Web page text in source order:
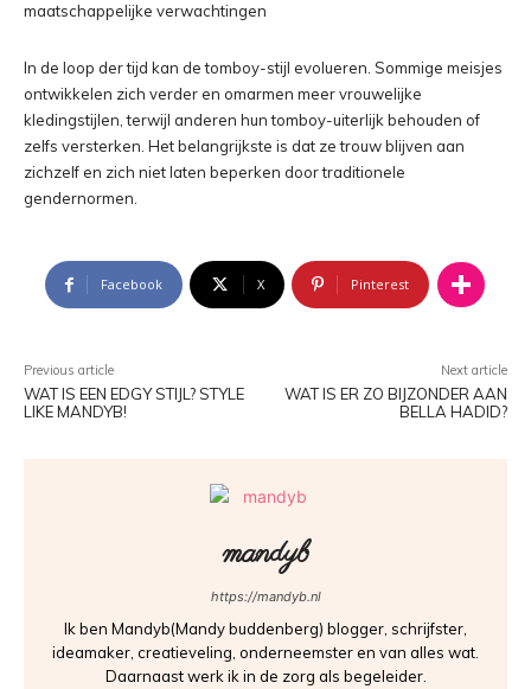
maatschappelijke verwachtingen
In de loop der tijd kan de tomboy-stijl evolueren. Sommige meisjes
ontwikkelen zich verder en omarmen meer vrouwelijke
kledingstijlen, terwijl anderen hun tomboy-uiterlijk behouden of
zelfs versterken. Het belangrijkste is dat ze trouw blijven aan
zichzelf en zich niet laten beperken door traditionele
gendernormen.
Facebook X Pinterest
Previous article
WAT IS EEN EDGY STIJL? STYLE
LIKE MANDYB!
Next article
WAT IS ER ZO BIJZONDER AAN
BELLA HADID?
mandyb
https://mandyb.nl
Ik ben Mandyb(Mandy buddenberg) blogger, schrijfster,
ideamaker, creatieveling, onderneemster en van alles wat.
Daarnaast werk ik in de zorg als begeleider.